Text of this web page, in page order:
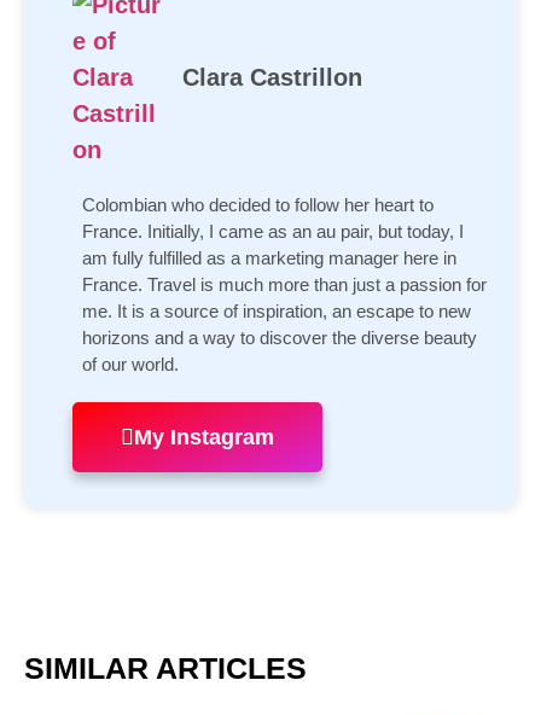
Clara Castrillon
Colombian who decided to follow her heart to
France. Initially, I came as an au pair, but today, I
am fully fulfilled as a marketing manager here in
France. Travel is much more than just a passion for
me. It is a source of inspiration, an escape to new
horizons and a way to discover the diverse beauty
of our world.
My Instagram
SIMILAR ARTICLES